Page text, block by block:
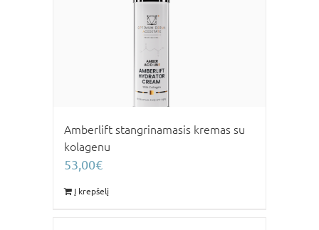
Amberlift stangrinamasis kremas su
kolagenu
53,00€
Į krepšelį